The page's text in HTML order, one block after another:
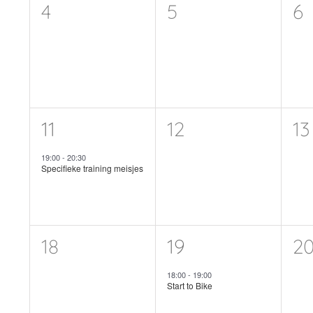
0
4
0
5
0
6
1
evenement,
11
19:00- 20:30
Specifieke training meisjes
0
12
0
13
0
18
1
evenement,
19
18:00- 19:00
Start to Bike
0
20